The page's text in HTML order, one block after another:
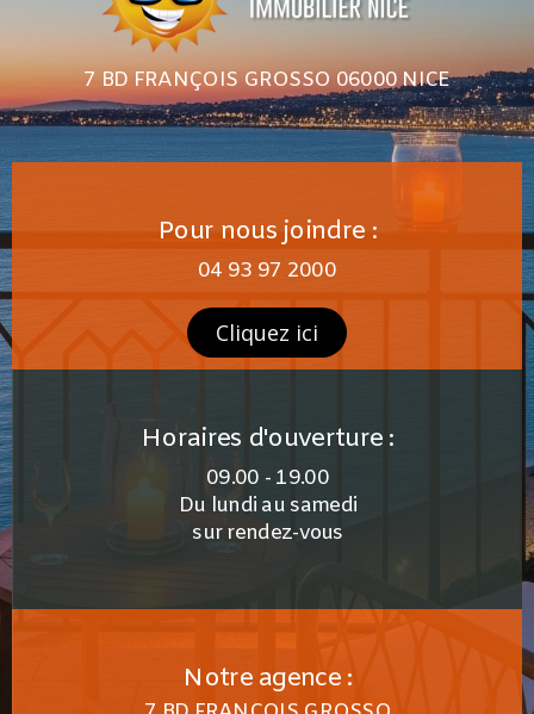
7 BD FRANÇOIS GROSSO 06000 NICE
Pour nous joindre :
04 93 97 2000
Cliquez ici
Horaires d'ouverture :
09.00 - 19.00
Du lundi au samedi
sur rendez-vous
Notre agence :